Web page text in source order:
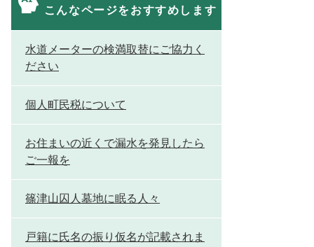
こんなページをおすすめします
水道メーターの検満取替にご協力く
ださい
個人町民税について
お住まいの近くで漏水を発見したら
ご一報を
篠津山囚人墓地に眠る人々
戸籍に氏名の振り仮名が記載されま